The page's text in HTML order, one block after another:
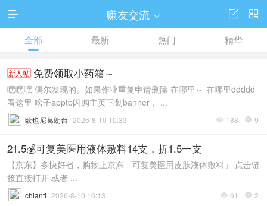
 赚友交流  

全部 最新 热门 精华
新人帖 免费领取小药箱～
嘿嘿嘿 偶尔发现的。如果作业重复申请删除 在哪里～ 在哪里ddddd
看这里 啥子apptb闪购主页下划banner， ...
 188  9
欧也尼葛朗台 2026-8-10 10:33
21.5💰可复美医用液体敷料14支，折1.5一支
【京东】多快好省，购物上京东「可复美医用皮肤液体敷料」 点击链
接直接打开 或者 ...
 61  2
chianti 2026-8-10 16:13